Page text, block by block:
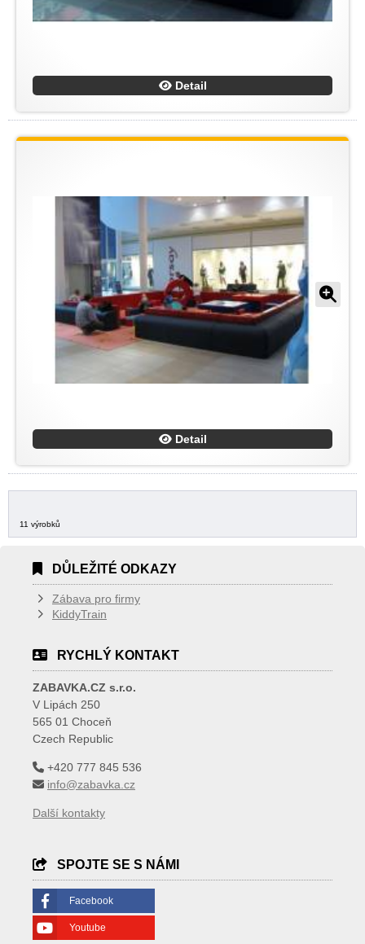
Detail
Detail
11 výrobků
DŮLEŽITÉ ODKAZY
Zábava pro firmy
KiddyTrain
RYCHLÝ KONTAKT
ZABAVKA.CZ s.r.o.
V Lipách 250
565 01 Choceň
Czech Republic
+420 777 845 536
info@zabavka.cz
Další kontakty
SPOJTE SE S NÁMI
Facebook
Youtube